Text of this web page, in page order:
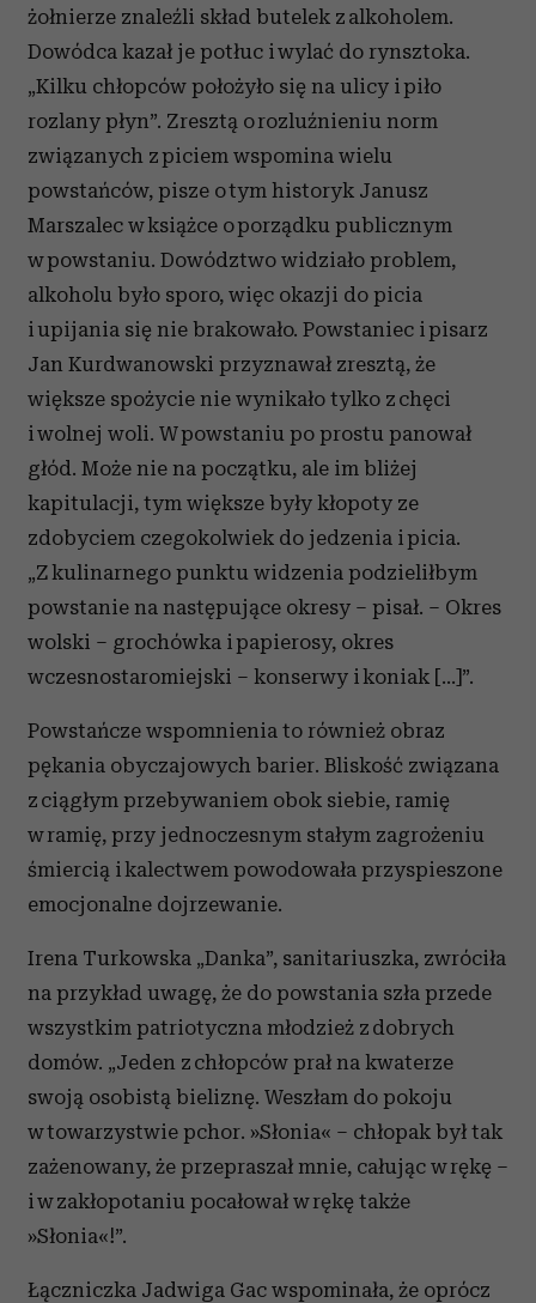
Partnerzy mogą połączyć te informacje z innymi danymi
otrzymanymi od Ciebie lub uzyskanymi podczas
korzystania z ich usług.
żołnierze znaleźli skład butelek z alkoholem.
Dowódca kazał je potłuc i wylać do rynsztoka.
„Kilku chłopców położyło się na ulicy i piło
rozlany płyn”. Zresztą o rozluźnieniu norm
związanych z piciem wspomina wielu
powstańców, pisze o tym historyk Janusz
Marszalec w książce o porządku publicznym
w powstaniu. Dowództwo widziało problem,
alkoholu było sporo, więc okazji do picia
i upijania się nie brakowało. Powstaniec i pisarz
Jan Kurdwanowski przyznawał zresztą, że
większe spożycie nie wynikało tylko z chęci
i wolnej woli. W powstaniu po prostu panował
głód. Może nie na początku, ale im bliżej
kapitulacji, tym większe były kłopoty ze
zdobyciem czegokolwiek do jedzenia i picia.
„Z kulinarnego punktu widzenia podzieliłbym
powstanie na następujące okresy – pisał. – Okres
wolski – grochówka i papierosy, okres
wczesnostaromiejski – konserwy i koniak [...]”.
Powstańcze wspomnienia to również obraz
pękania obyczajowych barier. Bliskość związana
z ciągłym przebywaniem obok siebie, ramię
w ramię, przy jednoczesnym stałym zagrożeniu
śmiercią i kalectwem powodowała przyspieszone
emocjonalne dojrzewanie.
Irena Turkowska „Danka”, sanitariuszka, zwróciła
na przykład uwagę, że do powstania szła przede
wszystkim patriotyczna młodzież z dobrych
domów. „Jeden z chłopców prał na kwaterze
swoją osobistą bieliznę. Weszłam do pokoju
w towarzystwie pchor. »Słonia« – chłopak był tak
zażenowany, że przepraszał mnie, całując w rękę –
i w zakłopotaniu pocałował w rękę także
»Słonia«!”.
Łączniczka Jadwiga Gac wspominała, że oprócz